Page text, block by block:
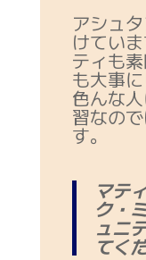
アシュ
けてい
ティも
も大事に
色んな
習なの
す。
マテ
ク・
ュニ
てく